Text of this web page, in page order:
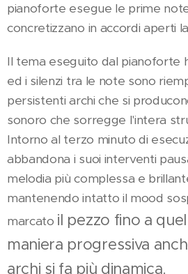
pianoforte esegue le prime
concretizzano in accordi aperti
Il tema eseguito dal pianoforte
ed i silenzi tra le note sono
persistenti archi che si
sonoro che sorregge l'intera
Intorno al terzo minuto di
abbandona i suoi interventi
melodia più complessa e
mantenendo intatto il mood
marcato il pezzo fino a
maniera progressiva
archi si fa più dinamica.